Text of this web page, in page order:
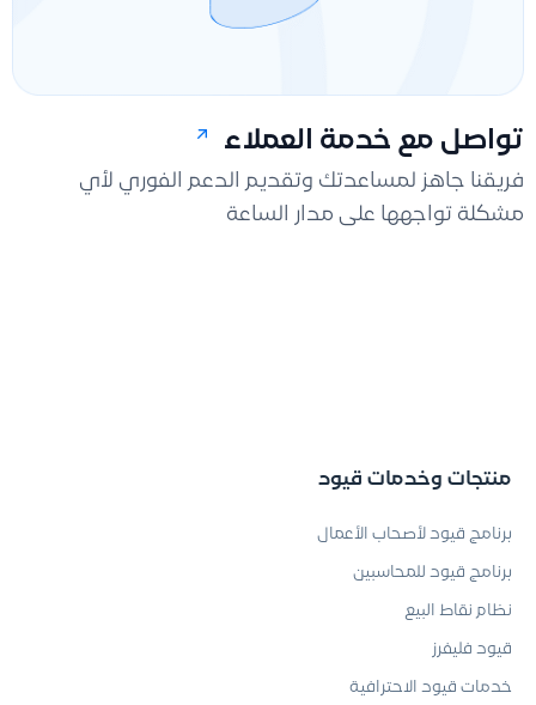
تواصل مع خدمة العملاء
فريقنا جاهز لمساعدتك وتقديم الدعم الفوري لأي
مشكلة تواجهها على مدار الساعة
منتجات وخدمات قيود
برنامج قيود لأصحاب الأعمال
برنامج قيود للمحاسبين
نظام نقاط البيع
قيود فليفرز
خدمات قيود الاحترافية